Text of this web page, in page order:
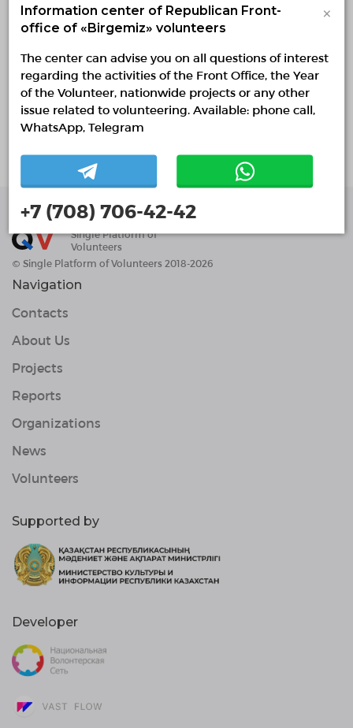
About project
СШ № 2 (Специальная школа) предназначена
для детей с расстройством эмоционально-
волевой сферы, умственно отсталых
школьников, подготовка их к участию в
производительном труде, самостоятельной
жизни, социальной адаптации в условиях
Single Platform of
Volunteers
© Single Platform of Volunteers 2018-2026
Navigation
Contacts
About Us
Projects
Reports
Organizations
News
Volunteers
Supported by
Developer
Information center of Republican Front-
office of «Birgemiz» volunteers
×
The center can advise you on all questions of interest
regarding the activities of the Front Office, the Year
of the Volunteer, nationwide projects or any other
issue related to volunteering. Available: phone call,
WhatsApp, Telegram
+7 (708) 706-42-42